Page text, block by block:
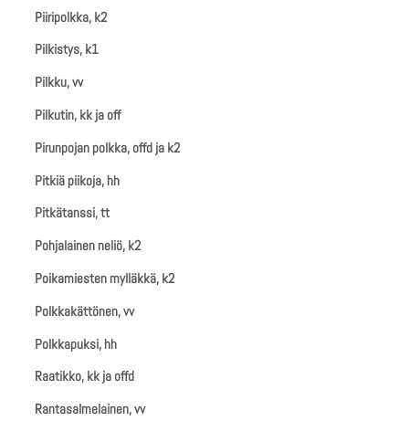
Piiripolkka, k2
Pilkistys, k1
Pilkku, vv
Pilkutin, kk ja off
Pirunpojan polkka, offd ja k2
Pitkiä piikoja, hh
Pitkätanssi, tt
Pohjalainen neliö, k2
Poikamiesten mylläkkä, k2
Polkkakättönen, vv
Polkkapuksi, hh
Raatikko, kk ja offd
Rantasalmelainen, vv